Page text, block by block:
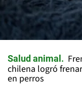
Salud animal
chilena logró
en perros